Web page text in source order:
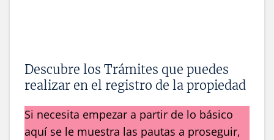
Descubre los Trámites que puedes
realizar en el registro de la propiedad
Si necesita empezar a partir de lo básico
aquí se le muestra las pautas a proseguir,